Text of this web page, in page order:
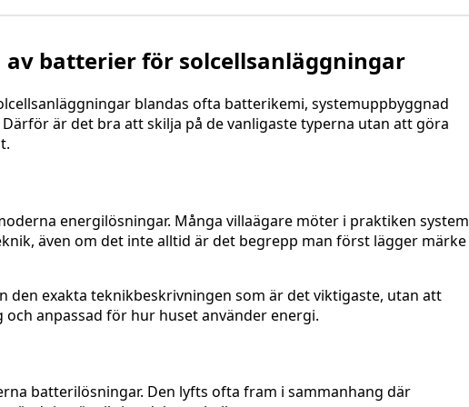
av batterier för solcellsanläggningar
blandas ofta batterikemi, systemuppbyggnad
är det bra att skilja på de vanligaste typerna utan att göra
energilösningar. Många villaägare möter i praktiken system
även om det inte alltid är det begrepp man först lägger märke
den exakta teknikbeskrivningen som är det viktigaste, utan att
anpassad för hur huset använder energi.
batterilösningar. Den lyfts ofta fram i sammanhang där